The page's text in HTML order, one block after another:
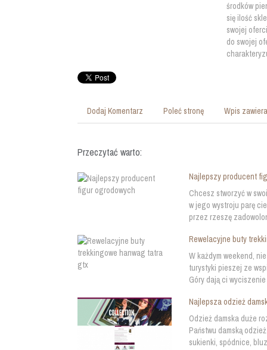
środków
się ilość
swojej
do swojej
Dodaj Komentarz Poleć stronę Wpis
Przeczytać warto:
Najlepszy producent
Chcesz stworzyć w
w jego wystroju parę
przez rzeszę
Rewelacyjne buty
W każdym weekend,
turystyki pieszej ze
Góry dają ci
Najlepsza odzież
Odzież damska duże
Państwu damską
sukienki, spódnice,